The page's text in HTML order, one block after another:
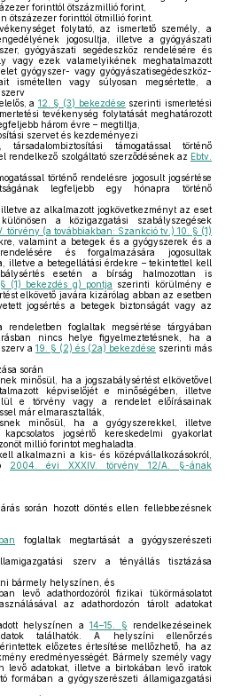
forinttól ötszázmillió forint,
ötszázezer forinttól ötmillió forint.
folytató, az ismertető személy, a
jogosultja, illetve a gyógyászati
gyógyászati segédeszköz rendelésére és
vagy ezek valamelyikének meghatalmazott
gyógyszer- vagy gyógyászatisegédeszköz-
ismételten vagy súlyosan megsértette, a
a 12. § (3) bekezdése szerinti ismertetési
tevékenység folytatását meghatározott
három évre – megtiltja,
szervet és kezdeményezi
támogatással történő
rendelkező szolgáltató szerződésének az Ebtv.
történő rendelésre jogosult jogsértése
legfeljebb egy hónapra történő
az alkalmazott jogkövetkezményt az eset
a közigazgatási szabályszegések
törvény (a továbbiakban: Szankció tv.) 10. § (1)
valamint a betegek és a gyógyszerek és a
és forgalmazására jogosultak
illetve a betegellátási érdekre – tekintettel kell
esetén a bírság halmozottan is
(1) bekezdés g) pontja szerinti körülmény e
elkövető javára kizárólag abban az esetben
jogsértés a betegek biztonságát vagy az
foglaltak megsértése tárgyában
nincs helye figyelmeztetésnek, ha a
a 19. § (2) és (2a) bekezdése szerinti más
során
minősül, ha a jogszabálysértést elkövetővel
képviselőjét e minőségében, illetve
e törvény vagy a rendelet előírásainak
már elmarasztalták,
minősül, ha a gyógyszerekkel, illetve
kapcsolatos jogsértő kereskedelmi gyakorlat
millió forintot meghaladta.
alkalmazni a kis- és középvállalkozásokról,
2004. évi XXXIV. törvény 12/A. §-ának
során hozott döntés ellen fellebbezésnek
foglaltak megtartását a gyógyszerészeti
szerv a tényállás tisztázása
bármely helyszínen, és
levő adathordozóról fizikai tükörmásolatot
az adathordozón tárolt adatokat
helyszínen a14–15. § rendelkezéseinek
találhatók. A helyszíni ellenőrzés
előzetes értesítése mellőzhető, ha az
eredményességét. Bármely személy vagy
levő adatokat, illetve a birtokában levő iratok
formában a gyógyszerészeti államigazgatási